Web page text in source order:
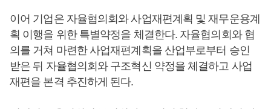
이어 기업은 자율협의회와 사업재편계획 및 재무운용계
획 이행을 위한 특별약정을 체결한다. 자율협의회와 협
의를 거쳐 마련한 사업재편계획을 산업부로부터 승인
받은 뒤 자율협의회와 구조혁신 약정을 체결하고 사업
재편을 본격 추진하게 된다.